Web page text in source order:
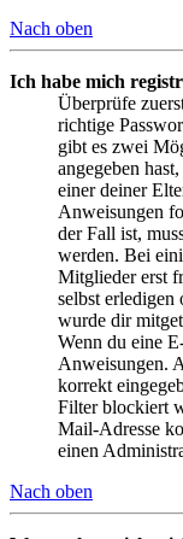
Nach oben
Ich habe mich
Überprüfe
richtige
gibt es zwei
angegeben
einer deiner
Anweisungen
der Fall ist,
werden. Bei
Mitglieder erst
selbst
wurde dir
Wenn du eine
Anweisungen.
korrekt
Filter blockiert
Mail-Adresse
einen
Nach oben